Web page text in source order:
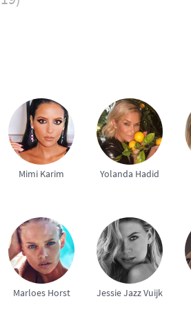
Mimi Karim Yolanda Hadid
Marloes Horst Jessie Jazz Vuijk